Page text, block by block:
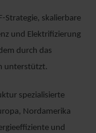
Strategie, skalierbare
und Elektrifizierung
durch das
unterstützt.
spezialisierte
Nordamerika
und